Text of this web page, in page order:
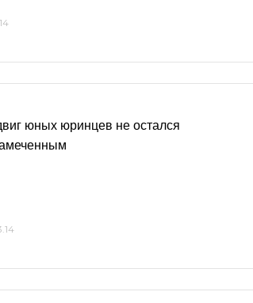
юных юринцев не остался